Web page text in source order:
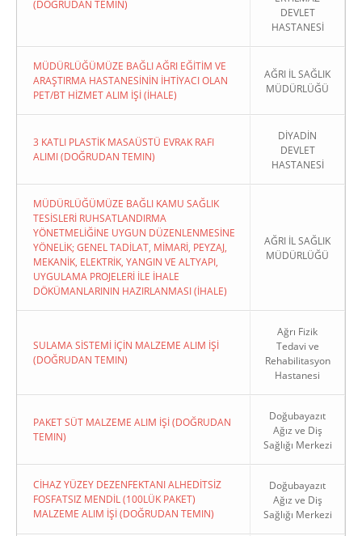
(DOĞRUDAN TEMIN)
DEVLET
HASTANESİ
MÜDÜRLÜĞÜMÜZE BAĞLI AĞRI EĞİTİM VE
ARAŞTIRMA HASTANESİNİN İHTİYACI OLAN
PET/BT HİZMET ALIM İŞİ (İHALE)
AĞRI İL SAĞLIK
MÜDÜRLÜĞÜ
3 KATLI PLASTİK MASAÜSTÜ EVRAK RAFI
ALIMI (DOĞRUDAN TEMIN)
DİYADİN
DEVLET
HASTANESİ
MÜDÜRLÜĞÜMÜZE BAĞLI KAMU SAĞLIK
TESİSLERİ RUHSATLANDIRMA
YÖNETMELİĞİNE UYGUN DÜZENLENMESİNE
YÖNELİK; GENEL TADİLAT, MİMARİ, PEYZAJ,
MEKANİK, ELEKTRİK, YANGIN VE ALTYAPI,
UYGULAMA PROJELERİ İLE İHALE
DÖKÜMANLARININ HAZIRLANMASI (İHALE)
AĞRI İL SAĞLIK
MÜDÜRLÜĞÜ
SULAMA SİSTEMİ İÇİN MALZEME ALIM İŞİ
(DOĞRUDAN TEMIN)
Ağrı Fizik
Tedavi ve
Rehabilitasyon
Hastanesi
PAKET SÜT MALZEME ALIM İŞİ (DOĞRUDAN
TEMIN)
Doğubayazıt
Ağız ve Diş
Sağlığı Merkezi
CİHAZ YÜZEY DEZENFEKTANI ALHEDİTSİZ
FOSFATSIZ MENDİL (100LÜK PAKET)
MALZEME ALIM İŞİ (DOĞRUDAN TEMIN)
Doğubayazıt
Ağız ve Diş
Sağlığı Merkezi